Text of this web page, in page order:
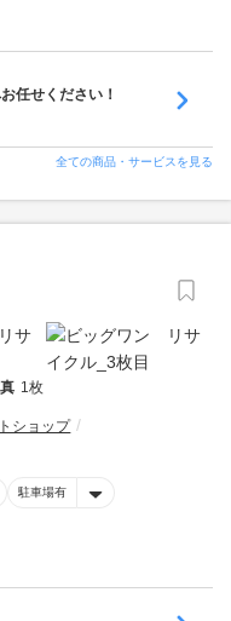
任せください！
全ての商品・サービスを見る
1枚
ショップ
駐車場有